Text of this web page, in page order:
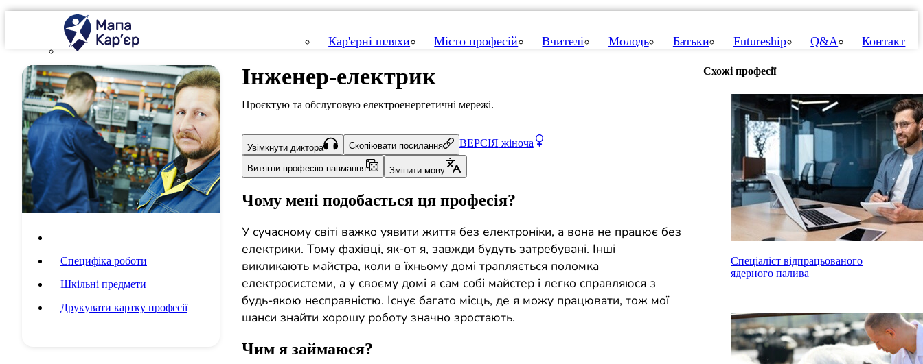
Кар'єрні шляхи Місто професій Вчителі Молодь Батьки Futureship Q&A Контакт
Специфіка роботи
Шкільні предмети
Друкувати картку професії
Інженер-електрик
Проєктую та обслуговую електроенергетичні мережі.
Увімкнути диктора Скопіювати посилання ВЕРСІЯ жіноча
Витягни професію навмання Змінити мову
Чому мені подобається ця професія?
У сучасному світі важко уявити життя без електроніки, а вона не працює без
електрики. Тому фахівці, як-от я, завжди будуть затребувані. Інші
викликають майстра, коли в їхньому домі трапляється поломка
електросистеми, а у своєму домі я сам собі майстер і легко справляюся з
будь-якою несправністю. Існує багато місць, де я можу працювати, тож мої
шанси знайти хорошу роботу значно зростають.
Чим я займаюся?
Схожі професії
Спеціаліст відпрацьованого
ядерного палива